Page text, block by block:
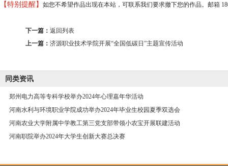
【特别提醒】 如您不希望作品出现在本站，可联系我们要求撤下您的作品。邮箱
下一篇： 返回列表
上一篇： 济源职业技术学院开展“全国低碳日”主题宣传活动
同类资讯
郑州电力高等专科学校举办2024年心理嘉年华活动
河南水利与环境职业学院成功举办2024年毕业生校园夏季双选会
河南农业大学附属中学教工第三党支部带领小农宝开展联建活动
河南职院举办2024年大学生创新大赛总决赛